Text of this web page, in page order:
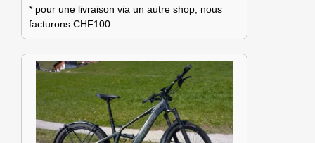
* pour une livraison via un autre shop, nous
facturons CHF100